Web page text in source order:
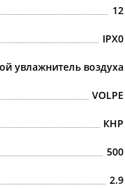
12
IPX0
увлажнитель воздуха
VOLPE
КНР
500
2.9